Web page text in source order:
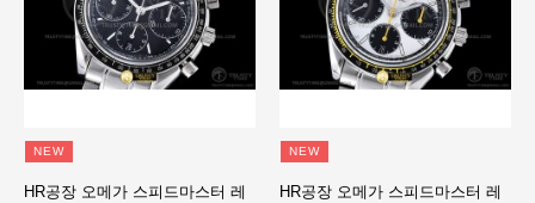
NEW
HR공장 오메가 스피드마스터 레
NEW
HR공장 오메가 스피드마스터 레